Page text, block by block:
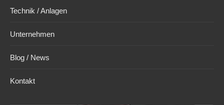
Technik / Anlagen
Unternehmen
Blog / News
Kontakt